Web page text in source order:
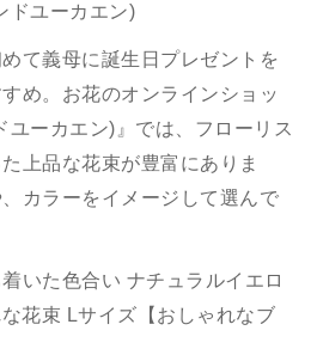
ドユーカエン)
て義母に誕生日プレゼントを
め。お花のオンラインショッ
ーカエン)』では、フローリス
上品な花束が豊富にありま
カラーをイメージして選んで
いた色合い ナチュラルイエロ
花束 Lサイズ【おしゃれなブ